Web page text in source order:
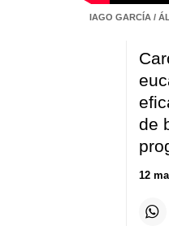
IAGO GARCÍA /
de
12